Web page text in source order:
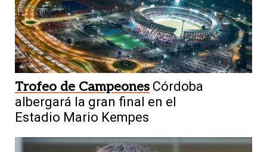
Trofeo de Campeones Córdoba
albergará la gran final en el
Estadio Mario Kempes